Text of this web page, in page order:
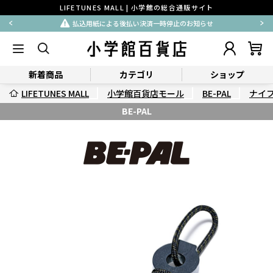
LIFETUNES MALL | 小学館の総合通販サイト
払込用紙による後払い決済一時停止のお知らせ
新着商品 カテゴリ
ショップ
LIFETUNES MALL
小学館百貨店モール BE-PAL
ナイ
BE-PAL